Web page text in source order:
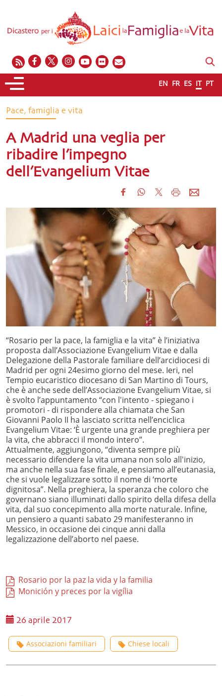
EN FR ES IT PT
Pace, famiglia e vita
A Madrid una veglia per
ribadire l’impegno
dell’Evangelium Vitae
“Rosario per la pace, la famiglia e la vita” è l’iniziativa
proposta dall’Associazione Evangelium Vitae e dalla
Delegazione della Pastorale familiare dell’arcidiocesi di
Madrid per ogni 24esimo giorno del mese. Ieri, nel
Tempio eucaristico diocesano di San Martino di Tours,
che è anche sede dell’Associazione Evangelium Vitae, si
è svolto l’appuntamento “con l'intento - spiegano i
promotori - di rispondere alla chiamata che San
Giovanni Paolo II ha lasciato scritta nell’enciclica
Evangelium Vitae: ‘È urgente una grande preghiera per
la vita, che abbracci il mondo intero”.
Attualmente, aggiungono, “diventa sempre più
necessario difendere la vita umana non solo all'inizio,
ma anche nella sua fase finale, e pensiamo all’eutanasia,
che si vuole legalizzare sotto il nome di ‘morte
dignitosa”. Nella preghiera, la speranza che coloro che
governano siano illuminati dallo spirito della difesa della
vita, dal suo concepimento alla morte naturale. Infine,
un pensiero a quanti sabato 29 manifesteranno in
Messico, in occasione dei cinque anni dalla
legalizzazione dell’aborto nel paese.
Rosario por la paz la vida y la familia
Monición y preces por la vigília
26 aprile 2017
Associazioni familiari Chiese locali